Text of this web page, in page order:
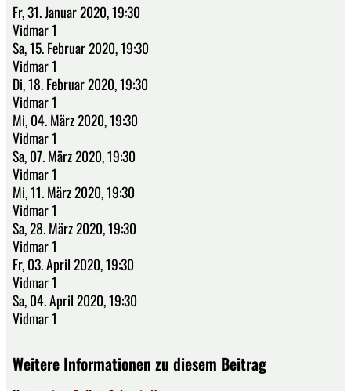
Fr, 31. Januar 2020, 19:30
Vidmar 1
Sa, 15. Februar 2020, 19:30
Vidmar 1
Di, 18. Februar 2020, 19:30
Vidmar 1
Mi, 04. März 2020, 19:30
Vidmar 1
Sa, 07. März 2020, 19:30
Vidmar 1
Mi, 11. März 2020, 19:30
Vidmar 1
Sa, 28. März 2020, 19:30
Vidmar 1
Fr, 03. April 2020, 19:30
Vidmar 1
Sa, 04. April 2020, 19:30
Vidmar 1
Weitere Informationen zu diesem Beitrag